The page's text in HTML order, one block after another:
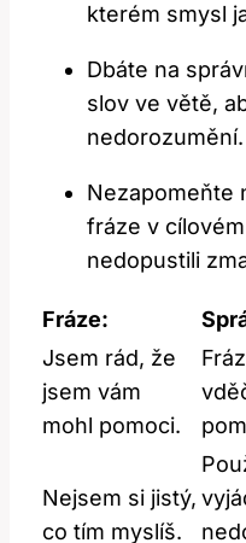
kterém smysl
Dbáte na
slov ve větě,
nedorozumění.
Nezapomeňte
fráze v
nedopustili
Fráze:
Jsem rád, že
jsem vám
mohl pomoci.
Nejsem si jistý,
co tím myslíš.